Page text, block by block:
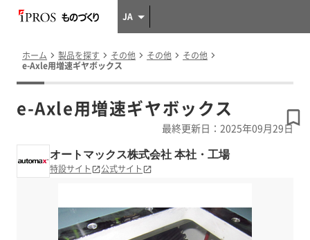
JA
ホーム 製品を探す その他 その他
その他
e-Axle用増速ギヤボックス
e-Axle用増速ギヤボックス
最終更新日：2025年09月29日
オートマックス株式会社 本社・工場
特設サイト 公式サイト